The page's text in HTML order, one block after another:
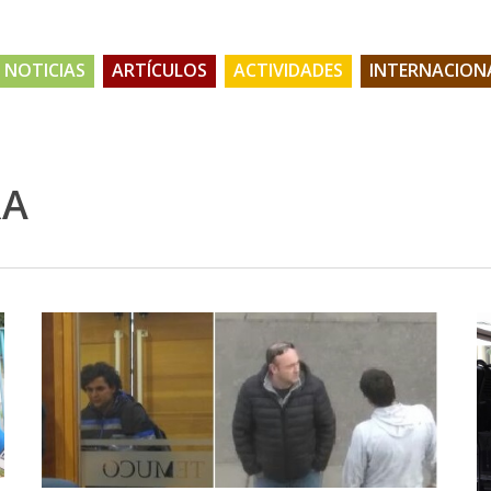
NOTICIAS ARTÍCULOS ACTIVIDADES